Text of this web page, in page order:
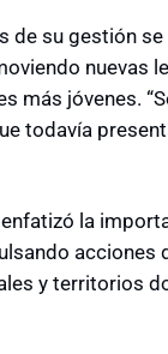
de su gestión
nuevas
más jóvenes.
todavía
la
acciones
y territorios